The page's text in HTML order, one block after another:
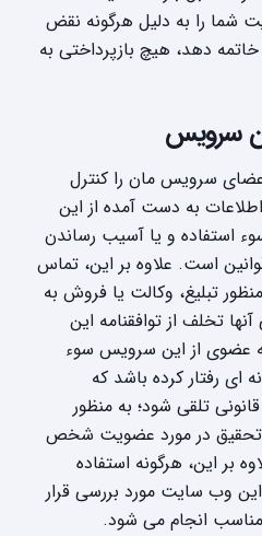
شما را به دلیل هرگونه نقض
دهد، هیچ بازپرداختی به
سرویس مان را کنترل
اطلاعات به دست آمده از این
استفاده و یا آسیب رساندن
است. علاوه بر این، تماس
تبلیغ، وکالت یا فروش به
تخلف از توافقنامه این
از این سرویس سوء
ای رفتار کرده باشد که
تلقی شود؛ به منظور
تحقیق در مورد عضویت شخص
بر این، هرگونه استفاده
این وب سایت مورد بررسی قرار
انجام می شود.